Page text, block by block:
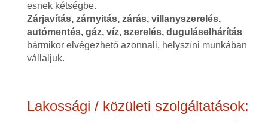
esnek kétségbe.
Zárjavítás, zárnyitás, zárás, villanyszerelés,
autómentés, gáz, víz, szerelés, duguláselhárítás
bármikor elvégezhető azonnali, helyszíni munkában
vállaljuk.
Lakossági / közületi szolgáltatások: